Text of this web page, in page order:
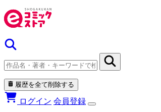
履歴を全て削除する
ログイン 会員登録